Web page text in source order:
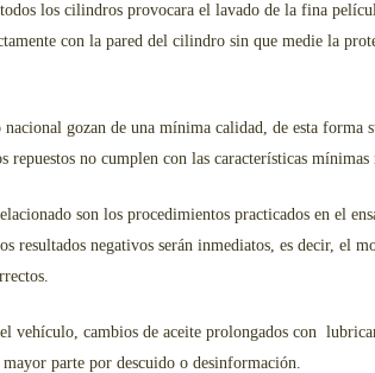
los cilindros provocara el lavado de la fina
con la pared del cilindro sin que medie la
gozan de una mínima calidad, de esta forma
no cumplen con las características
son los procedimientos practicados en el
resultados negativos serán inmediatos, es decir, el
vehículo, cambios de aceite prolongados con
parte por descuido o desinformación.